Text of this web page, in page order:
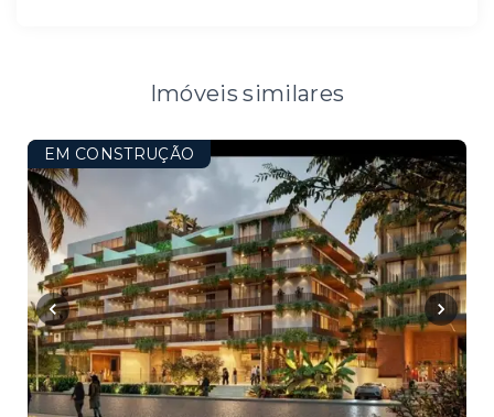
Imóveis similares
EM CONSTRUÇÃO